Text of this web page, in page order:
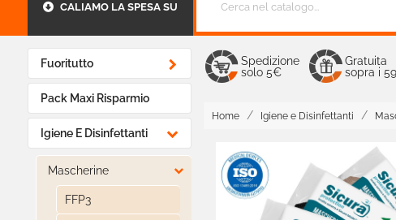
CALIAMO LA SPESA SU
Fuoritutto 
Pack Maxi Risparmio
Igiene E Disinfettanti 
Mascherine 
FFP3
Spedizione
solo 5€
Gratuita
sopra i
Home Igiene e Disinfettanti